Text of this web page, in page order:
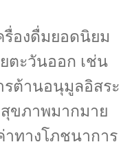
รื่องดื่มยอดนิยม
ตะวันออก เช่น
ต้านอนุมูลอิสระ
ขภาพมากมาย
ทางโภชนาการ